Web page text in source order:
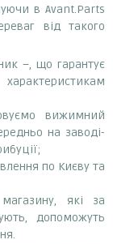
в Avant.Parts
від такого
–, що гарантує
вижимний
на заводі-
по Києву та
магазину, які за
допоможуть